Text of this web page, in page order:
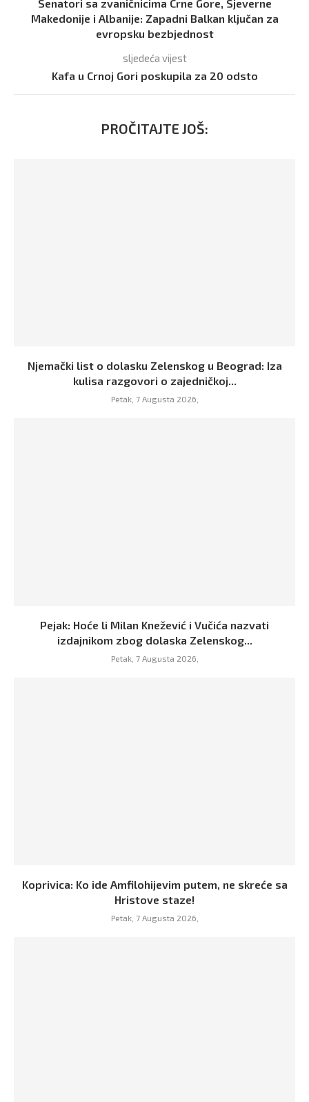
Senatori sa zvaničnicima Crne Gore, Sjeverne
Makedonije i Albanije: Zapadni Balkan ključan za
evropsku bezbjednost
sljedeća vijest
Kafa u Crnoj Gori poskupila za 20 odsto
PROČITAJTE JOŠ:
Njemački list o dolasku Zelenskog u Beograd: Iza
kulisa razgovori o zajedničkoj...
Petak, 7 Augusta 2026,
Pejak: Hoće li Milan Knežević i Vučića nazvati
izdajnikom zbog dolaska Zelenskog...
Petak, 7 Augusta 2026,
Koprivica: Ko ide Amfilohijevim putem, ne skreće sa
Hristove staze!
Petak, 7 Augusta 2026,